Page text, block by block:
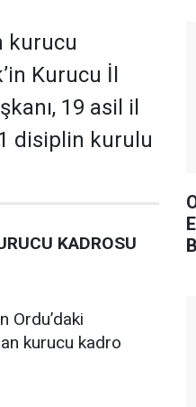
kurucu
Kurucu İl
19 asil il
disiplin kurulu
KADROSU
Ordu’daki
kurucu kadro